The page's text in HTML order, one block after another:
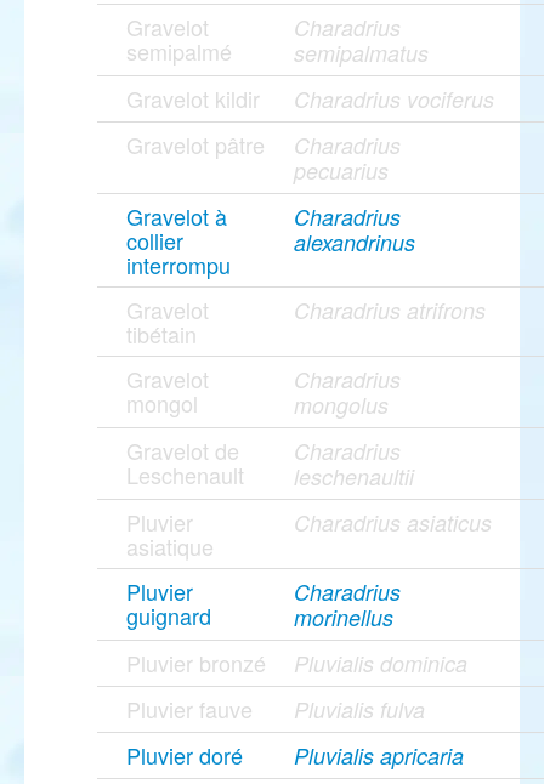
Gravelot
semipalmé
Charadrius
semipalmatus
Gravelot kildir Charadrius vociferus
Gravelot pâtre
Charadrius
pecuarius
Gravelot à
collier
interrompu
Charadrius
alexandrinus
Gravelot
tibétain
Charadrius atrifrons
Gravelot
mongol
Charadrius
mongolus
Gravelot de
Leschenault
Charadrius
leschenaultii
Pluvier
asiatique
Charadrius asiaticus
Pluvier
guignard
Charadrius
morinellus
Pluvier bronzé Pluvialis dominica
Pluvier fauve Pluvialis fulva
Pluvier doré Pluvialis apricaria